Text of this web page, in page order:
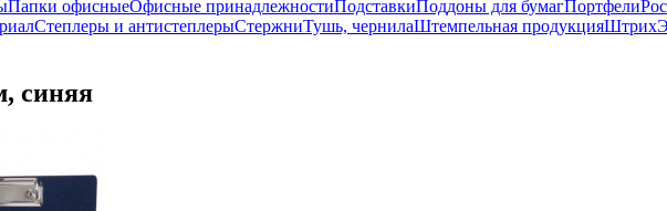
Папки офисныеОфисные принадлежностиПодставкиПоддоны для бумагПортфели
Степлеры и антистеплерыСтержниТушь, чернилаШтемпельная продукцияШтрих
синяя